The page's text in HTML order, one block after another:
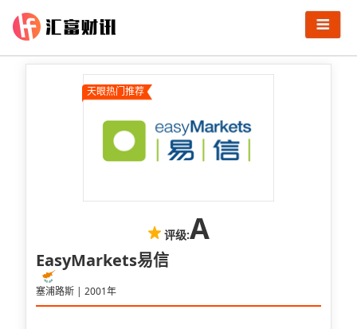
天眼热门推荐
评级:A
EasyMarkets易信
塞浦路斯 | 2001年